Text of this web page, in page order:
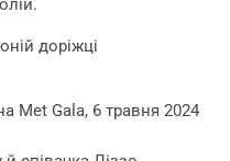
Met Gala, 6 травня 2024